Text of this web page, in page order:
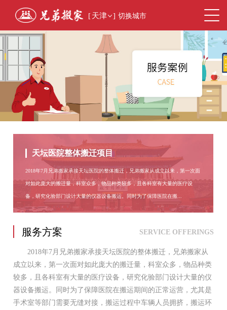
[天津 ] 切换城市
天坛医院整体搬迁项目
2018年7月兄弟搬家承接天坛医院的整体搬迁，兄弟搬家从成立以来，第一次面
对如此庞大的搬迁量，科室众多，物品种类较多，且各科室有大量的医疗设
备，研究化验部门设计大量的仪器设备搬运。同时为了保障医院在搬...
服务方案 SERVICE OFFERINGS
2018年7月兄弟搬家承接天坛医院的整体搬迁，兄弟搬家从
成立以来，第一次面对如此庞大的搬迁量，科室众多，物品种类
较多，且各科室有大量的医疗设备，研究化验部门设计大量的仪
器设备搬运。同时为了保障医院在搬运期间的正常运营，尤其是
手术室等部门需要无缝对接，搬运过程中车辆人员拥挤，搬运环